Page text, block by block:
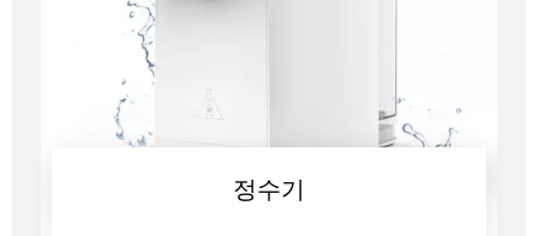
정수기